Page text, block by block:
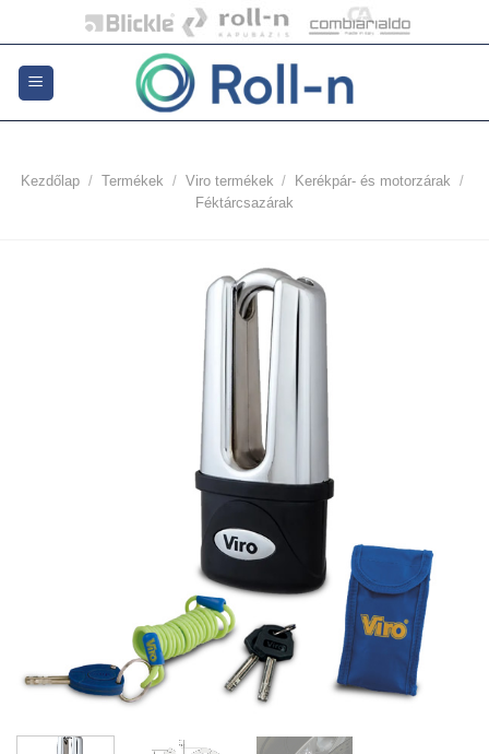
to
content
Kezdőlap / Termékek / Viro termékek / Kerékpár- és motorzárak /
Féktárcsazárak